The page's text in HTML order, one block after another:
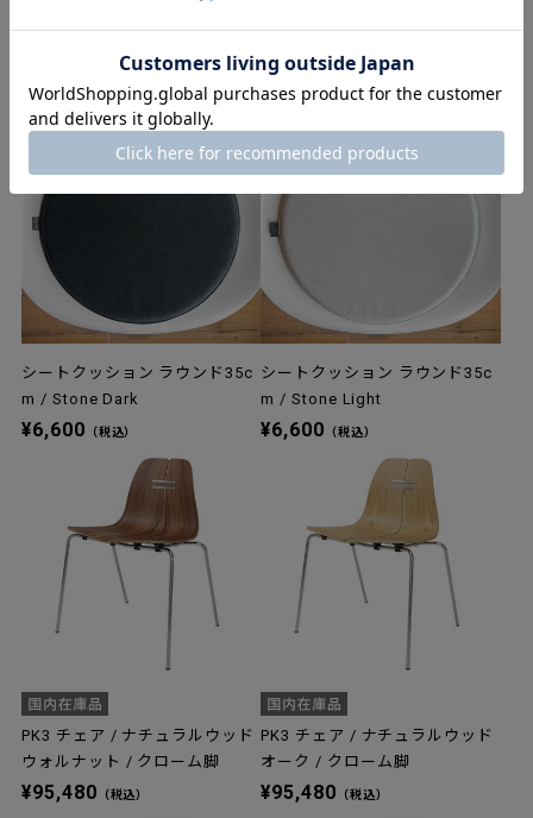
シートクッション ラウンド35c
m / Moss Dark
¥6,600 （税込）
シートクッション ラウンド35c
m / Moss Light
¥6,600（税込）
シートクッション ラウンド35c
m / Stone Dark
¥6,600 （税込）
シートクッション ラウンド35c
m / Stone Light
¥6,600 （税込）
PK3 チェア / ナチュラルウッド
ウォルナット / クローム脚
¥95,480 （税込）
PK3 チェア / ナチュラルウッド
オーク / クローム脚
¥95,480 （税込）